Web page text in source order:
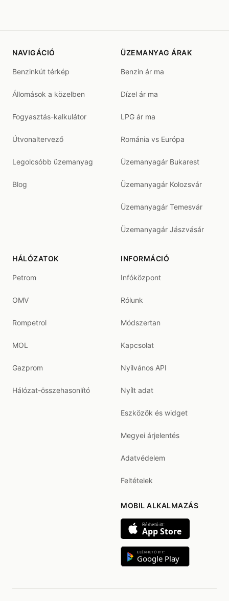
NAVIGÁCIÓ
Benzinkút térkép
Állomások a közelben
Fogyasztás-kalkulátor
Útvonaltervező
Legolcsóbb üzemanyag
Blog
ÜZEMANYAG ÁRAK
Benzin ár ma
Dízel ár ma
LPG ár ma
Románia vs Európa
Üzemanyagár Bukarest
Üzemanyagár Kolozsvár
Üzemanyagár Temesvár
Üzemanyagár Jászvásár
HÁLÓZATOK
Petrom
OMV
Rompetrol
MOL
Gazprom
Hálózat-összehasonlító
INFORMÁCIÓ
Infóközpont
Rólunk
Módszertan
Kapcsolat
Nyilvános API
Nyílt adat
Eszközök és widget
Megyei árjelentés
Adatvédelem
Feltételek
MOBIL ALKALMAZÁS
Elérhető itt:
App Store
ELÉRHETŐ ITT:
Google Play